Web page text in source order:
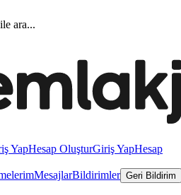
ara...
YapHesap OluşturGiriş YapHesap
MesajlarBildirimler Geri Bildirim